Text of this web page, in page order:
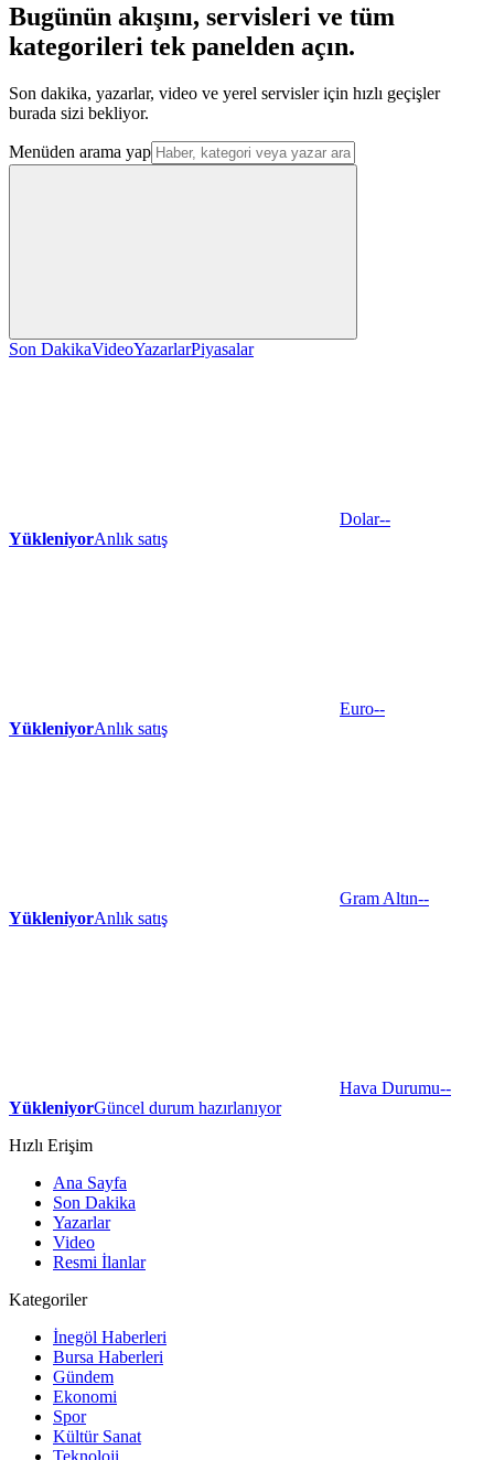
Bugünün akışını, servisleri ve tüm
kategorileri tek panelden açın.
Son dakika, yazarlar, video ve yerel servisler için hızlı geçişler
burada sizi bekliyor.
Menüden arama yap
Son DakikaVideoYazarlarPiyasalar
Dolar--
YükleniyorAnlık satış
Euro--
YükleniyorAnlık satış
Gram Altın--
YükleniyorAnlık satış
Hava Durumu--
YükleniyorGüncel durum hazırlanıyor
Hızlı Erişim
Ana Sayfa
Son Dakika
Yazarlar
Video
Resmi İlanlar
Kategoriler
İnegöl Haberleri
Bursa Haberleri
Gündem
Ekonomi
Spor
Kültür Sanat
Teknoloji